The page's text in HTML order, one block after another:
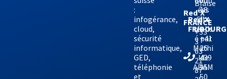
:
infogérance,
cloud,
sécurité
informatique,
GED,
téléphonie
et
Blaise
Red’X
FRANCE
+33
3
63
21
87
18
Red’X
FRIBOURG
+41
26
439
95
50
ées
Site
réalis
é par
Mathi
lde
ADAM